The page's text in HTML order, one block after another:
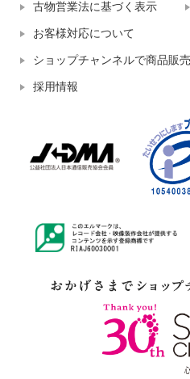
古物営業法に基づく表示
お客様対応について
ショップチャンネルで商品販
採用情報